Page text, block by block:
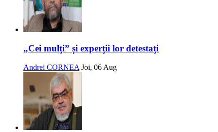
„Cei mulți” și experții lor detestați
Andrei CORNEA Joi, 06 Aug